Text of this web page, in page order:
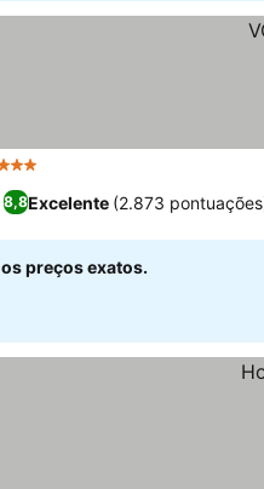
8,8Excelente (2.873
preços exatos.